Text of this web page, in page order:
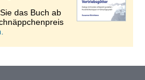
das Buch ab